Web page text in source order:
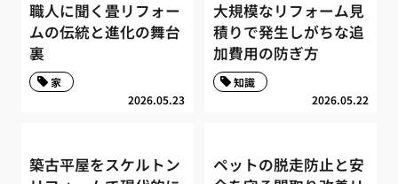
職人に聞く畳リフォー
ムの伝統と進化の舞台
裏
2026.05.23
家
大規模なリフォーム見
積りで発生しがちな追
加費用の防ぎ方
2026.05.22
知識
築古平屋をスケルトン
ペットの脱走防止と安